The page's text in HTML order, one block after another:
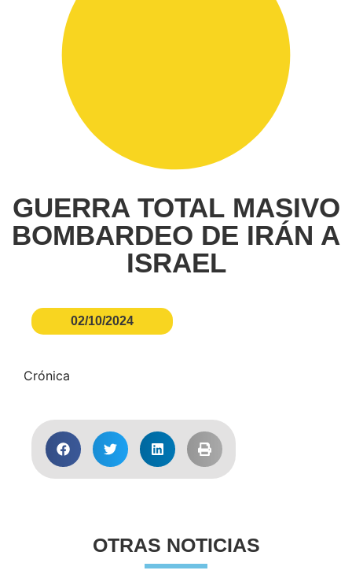
GUERRA TOTAL MASIVO
BOMBARDEO DE IRÁN A
ISRAEL
02/10/2024
Crónica
OTRAS NOTICIAS